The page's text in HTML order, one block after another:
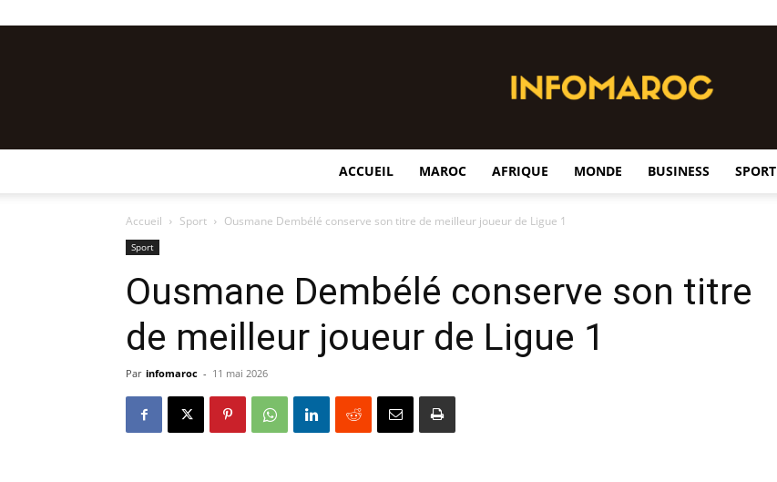
ACCUEIL MAROC AFRIQUE MONDE BUSINESS SPORT
Accueil Sport Ousmane Dembélé conserve son titre de meilleur joueur de Ligue 1
Sport
Ousmane Dembélé conserve son titre
de meilleur joueur de Ligue 1
Par infomaroc - 11 mai 2026